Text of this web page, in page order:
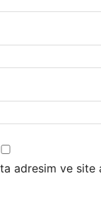
adresim ve